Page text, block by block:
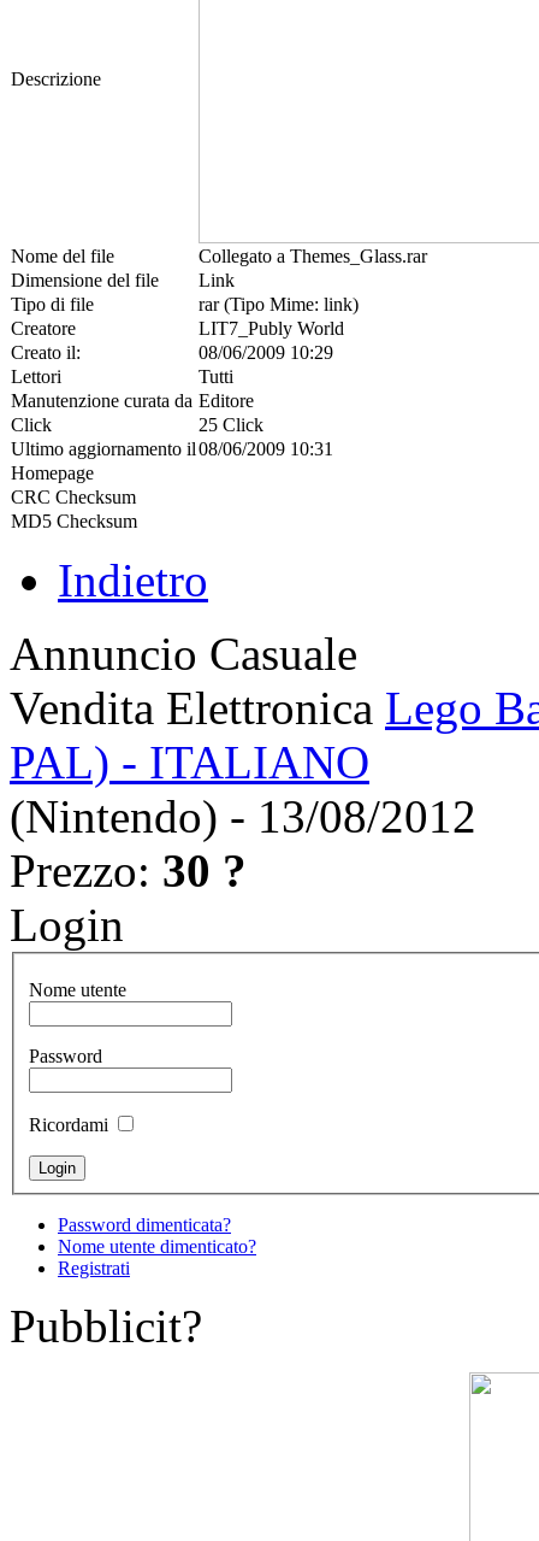
Descrizione
Nome del file
Collegato a Themes_Glass.rar
Dimensione del file
Link
Tipo di file
rar (Tipo Mime: link)
Creatore
LIT7_Publy World
Creato il:
08/06/2009 10:29
Lettori
Tutti
Manutenzione curata da Editore
Click
25 Click
Ultimo aggiornamento il08/06/2009 10:31
Homepage
CRC Checksum
MD5 Checksum
Indietro
Annuncio Casuale
Vendita Elettronica Lego
PAL) - ITALIANO
(Nintendo) - 13/08/2012
Prezzo: 30 ?
Login
Nome utente
Password
Ricordami
Password dimenticata?
Nome utente dimenticato?
Registrati
Pubblicit?